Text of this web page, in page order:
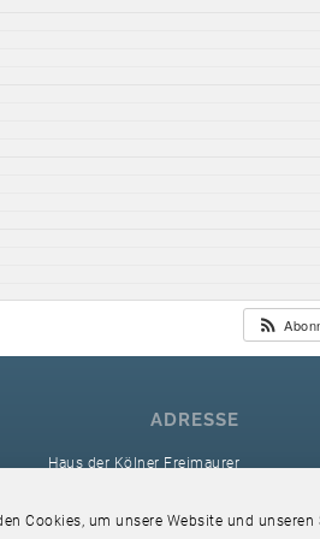
Cookies, um unsere Website und
ADRESSE
Haus der Kölner Freimaurer
Hardefuststr. 9